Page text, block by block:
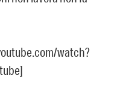
watch?